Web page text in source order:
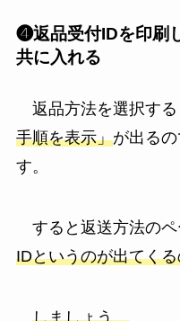
❹返品受付IDを印刷
共に入れる
返品方法を選択する
手順を表示」が出る
す。
すると返送方法のペ
IDというのが出てく
しましょう。